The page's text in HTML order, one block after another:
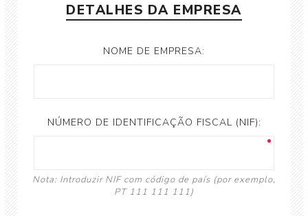
DETALHES DA EMPRESA
NOME DE EMPRESA:
NÚMERO DE IDENTIFICAÇÃO FISCAL (NIF):
Nota: Introduzir NIF com código de país (por exemplo,
PT 111 111 111)